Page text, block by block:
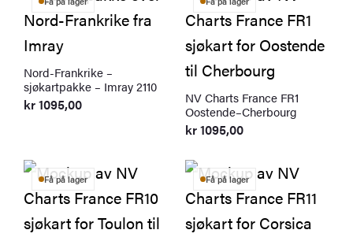
Nord-Frankrike –
sjøkartpakke – Imray 2110
kr1095,00
NV Charts France FR1
Oostende–Cherbourg
kr1095,00
Få på lager Få på lager